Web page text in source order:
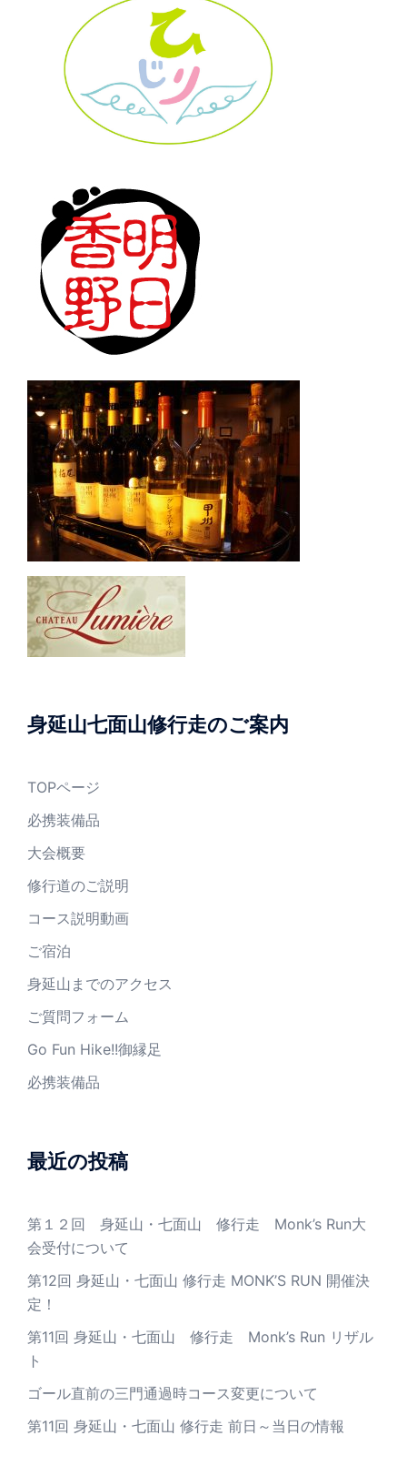
身延山七面山修行走のご案内
TOPページ
必携装備品
大会概要
修行道のご説明
コース説明動画
ご宿泊
身延山までのアクセス
ご質問フォーム
Go Fun Hike!!御縁足
必携装備品
最近の投稿
第１２回 身延山・七面山 修行走 Monk’s Run大
会受付について
第12回 身延山・七面山 修行走 MONK’S RUN 開催決
定！
第11回 身延山・七面山 修行走 Monk’s Run リザル
ト
ゴール直前の三門通過時コース変更について
第11回 身延山・七面山 修行走 前日～当日の情報